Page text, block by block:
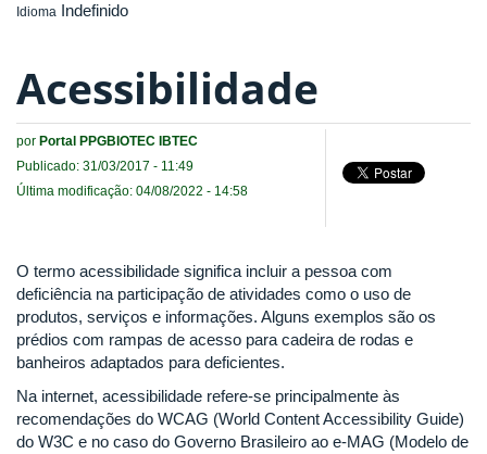
Idioma Indefinido
Acessibilidade
por Portal PPGBIOTEC IBTEC
Publicado: 31/03/2017 - 11:49
Última modificação: 04/08/2022 - 14:58
O termo acessibilidade significa incluir a pessoa com
deficiência na participação de atividades como o uso de
produtos, serviços e informações. Alguns exemplos são os
prédios com rampas de acesso para cadeira de rodas e
banheiros adaptados para deficientes.
Na internet, acessibilidade refere-se principalmente às
recomendações do WCAG (World Content Accessibility Guide)
do W3C e no caso do Governo Brasileiro ao e-MAG (Modelo de